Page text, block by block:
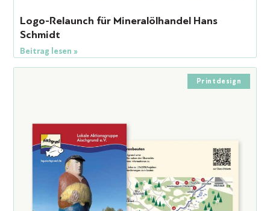
Logo-Relaunch für Mineralölhandel Hans
Schmidt
Beitrag lesen »
Printdesign